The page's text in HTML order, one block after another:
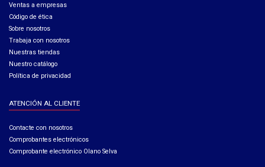
Ventas a empresas​
Código de ética​
Sobre nosotros
Trabaja con nosotros
Nuestras tiendas
Nuestro catálogo
Política de privacidad
ATENCIÓN AL CLIENTE
Contacte con nosotros
Comprobantes electrónicos
Comprobante electrónico Olano Selva